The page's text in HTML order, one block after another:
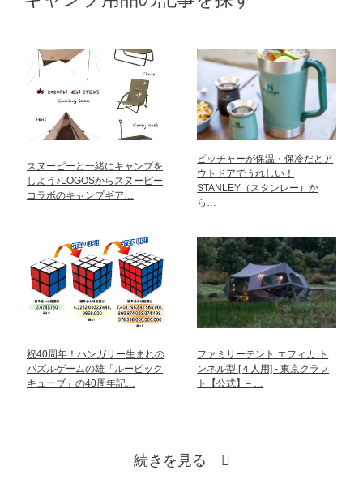
スヌーピーと一緒にキャンプを
しよう♪LOGOSからスヌーピー
コラボのキャンプギア…
ピッチャーが保温・保冷だとア
ウトドアでうれしい！
STANLEY（スタンレー）か
ら…
祝40周年！ハンガリー生まれの
パズルゲームの雄「ルービック
キューブ」の40周年記…
ファミリーテント エフィカ ト
ンネル型 [４人用] - 東京クラフ
ト【公式】– …
続きを見る